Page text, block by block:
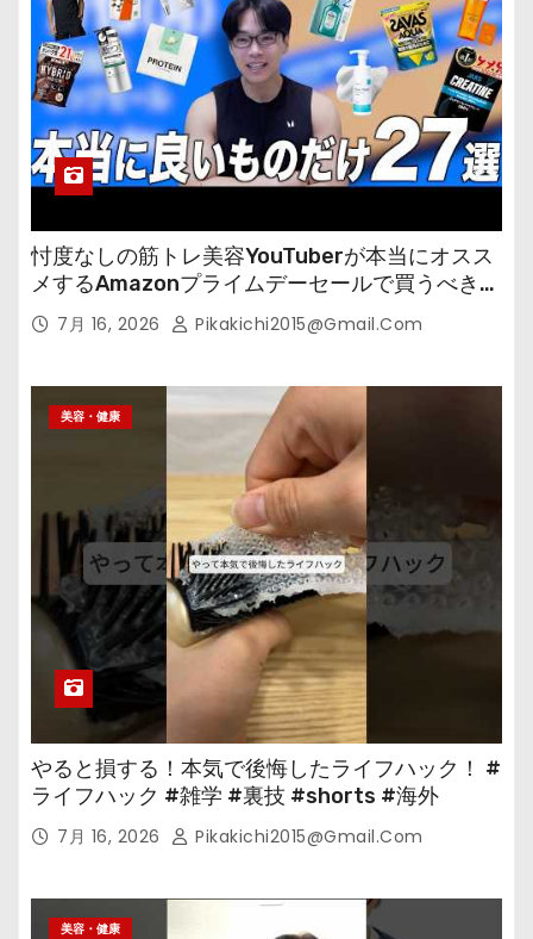
忖度なしの筋トレ美容YouTuberが本当にオスス
メするAmazonプライムデーセールで買うべきも
の 7月 16, 2026 Pikakichi2015@gmail.com
美容・健康
やると損する！本気で後悔したライフハック！ #
ライフハック #雑学 #裏技 #shorts #海外
7月 16, 2026 Pikakichi2015@gmail.com
美容・健康